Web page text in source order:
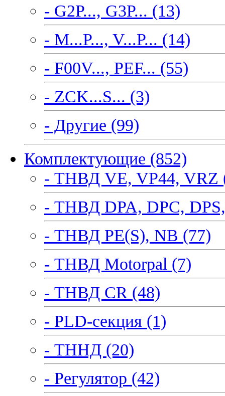
- G2P..., G3P... (13)
- M...P..., V...P... (14)
- F00V..., PEF... (55)
- ZCK...S... (3)
- Другие (99)
Комплектующие (852)
- ТНВД VE, VP44, VRZ
- ТНВД DPA, DPC,
- ТНВД PE(S), NB (77)
- ТНВД Motorpal (7)
- ТНВД CR (48)
- PLD-секция (1)
- ТННД (20)
- Регулятор (42)